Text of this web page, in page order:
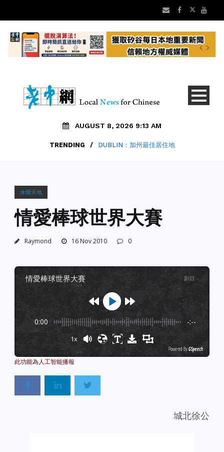
AUGUST 8, 2026 9:13 AM
TRENDING / DUBLIN：加州最佳居住地
休閒天地
情愛棒球世界大賽
Raymond 16 Nov 2010 0
情愛棒球世界大賽 剧目 :-
0:00 -:--
1x
Powered By GSpeech
城北徐公